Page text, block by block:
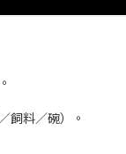
飼料／碗）。